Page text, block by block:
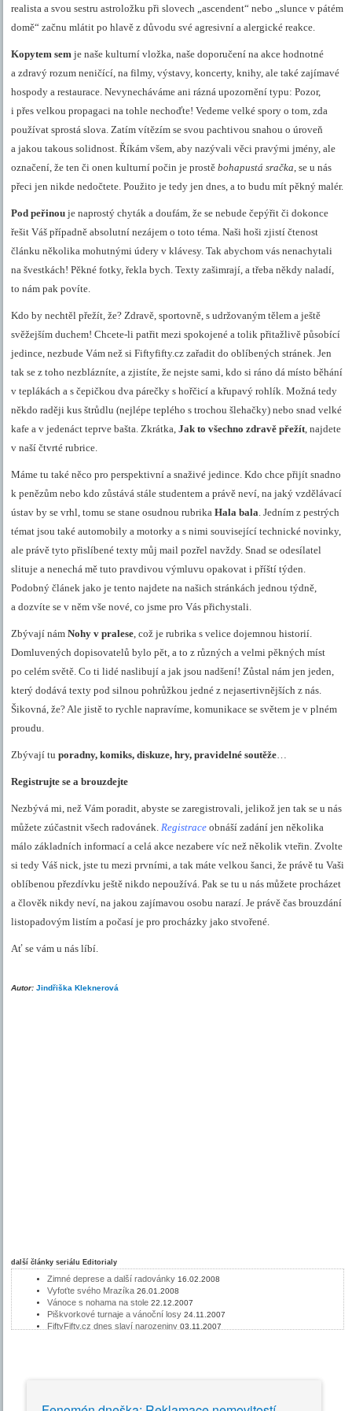
realista a svou sestru astroložku při slovech „ascendent“ nebo „slunce v pátém
domě“ začnu mlátit po hlavě z důvodu své agresivní a alergické reakce.
Kopytem sem je naše kulturní vložka, naše doporučení na akce hodnotné
a zdravý rozum neničící, na filmy, výstavy, koncerty, knihy, ale také zajímavé
hospody a restaurace. Nevynecháváme ani rázná upozornění typu: Pozor,
i přes velkou propagaci na tohle nechoďte! Vedeme velké spory o tom, zda
používat sprostá slova. Zatím vítězím se svou pachtivou snahou o úroveň
a jakou takous solidnost. Říkám všem, aby nazývali věci pravými jmény, ale
označení, že ten či onen kulturní počin je prostěbohapustá sračka, se u nás
přeci jen nikde nedočtete. Použito je tedy jen dnes, a to budu mít pěkný malér.
Pod peřinou je naprostý chyták a doufám, že se nebude čepýřit či dokonce
řešit Váš případně absolutní nezájem o toto téma. Naši hoši zjistí čtenost
článku několika mohutnými údery v klávesy. Tak abychom vás nenachytali
na švestkách! Pěkné fotky, řekla bych. Texty zašimrají, a třeba někdy naladí,
to nám pak povíte.
Kdo by nechtěl přežít, že? Zdravě, sportovně, s udržovaným tělem a ještě
svěžejším duchem! Chcete-li patřit mezi spokojené a tolik přitažlivě působící
jedince, nezbude Vám než si Fiftyfifty.cz zařadit do oblíbených stránek. Jen
tak se z toho nezblázníte, a zjistíte, že nejste sami, kdo si ráno dá místo běhání
v teplákách a s čepičkou dva párečky s hořčicí a křupavý rohlík. Možná tedy
někdo raději kus štrůdlu (nejlépe teplého s trochou šlehačky) nebo snad velké
kafe a v jedenáct teprve bašta. Zkrátka,Jak to všechno zdravě přežít, najdete
v naší čtvrté rubrice.
Máme tu také něco pro perspektivní a snaživé jedince. Kdo chce přijít snadno
k penězům nebo kdo zůstává stále studentem a právě neví, na jaký vzdělávací
ústav by se vrhl, tomu se stane osudnou rubrikaHala bala. Jedním z pestrých
témat jsou také automobily a motorky a s nimi související technické novinky,
ale právě tyto přislíbené texty můj mail pozřel navždy. Snad se odesílatel
slituje a nenechá mě tuto pravdivou výmluvu opakovat i příští týden.
Podobný článek jako je tento najdete na našich stránkách jednou týdně,
a dozvíte se v něm vše nové, co jsme pro Vás přichystali.
Zbývají námNohy v pralese, což je rubrika s velice dojemnou historií.
Domluvených dopisovatelů bylo pět, a to z různých a velmi pěkných míst
po celém světě. Co ti lidé naslibují a jak jsou nadšení! Zůstal nám jen jeden,
který dodává texty pod silnou pohrůžkou jedné z nejasertivnějších z nás.
Šikovná, že? Ale jistě to rychle napravíme, komunikace se světem je v plném
proudu.
Zbývají tuporadny, komiks, diskuze, hry, pravidelné soutěže…
Registrujte se a brouzdejte
Nezbývá mi, než Vám poradit, abyste se zaregistrovali, jelikož jen tak se u nás
můžete zúčastnit všech radovánek.Registrace obnáší zadání jen několika
málo základních informací a celá akce nezabere víc než několik vteřin. Zvolte
si tedy Váš nick, jste tu mezi prvními, a tak máte velkou šanci, že právě tu Vaši
oblíbenou přezdívku ještě nikdo nepoužívá. Pak se tu u nás můžete procházet
a člověk nikdy neví, na jakou zajímavou osobu narazí. Je právě čas brouzdání
listopadovým listím a počasí je pro procházky jako stvořené.
Ať se vám u nás líbí.
Autor:Jindřiška Kleknerová
další články seriálu Editorialy
Zimné deprese a další radovánky 16.02.2008
Vyfoťte svého Mrazíka 26.01.2008
Vánoce s nohama na stole 22.12.2007
Piškvorkové turnaje a vánoční losy 24.11.2007
FiftyFifty.cz dnes slaví narozeniny 03.11.2007
Losy se opět budou množit03.03.2007